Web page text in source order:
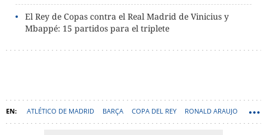
El Rey de Copas contra el Real Madrid de Vinicius y
Mbappé: 15 partidos para el triplete
ATLÉTICO DE MADRID BARÇA COPA DEL REY RONALD ARAUJO